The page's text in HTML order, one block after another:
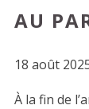
AU
18 août
À la fin de